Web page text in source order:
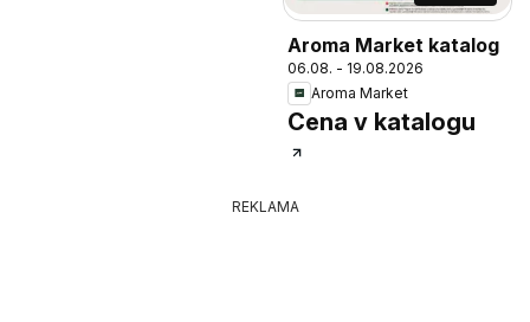
Aroma Market katalog
06.08. - 19.08.2026
Aroma Market
Cena v katalogu
REKLAMA